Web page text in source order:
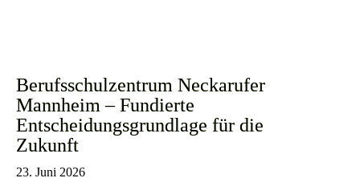
Berufsschulzentrum Neckarufer
Mannheim – Fundierte
Entscheidungsgrundlage für die
Zukunft
23. Juni 2026